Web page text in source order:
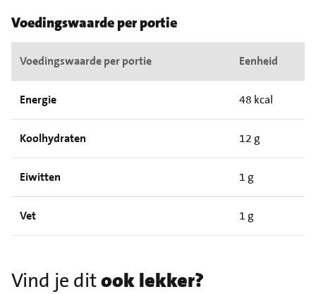
Voedingswaarde per portie
Voedingswaarde per portie Eenheid
Energie 48 kcal
Koolhydraten 12 g
Eiwitten 1 g
Vet 1 g
Vind je ditook lekker?